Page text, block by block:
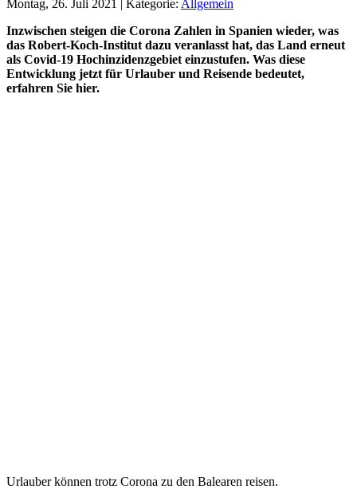
Montag, 26. Juli 2021 | Kategorie: Allgemein
Inzwischen steigen die Corona Zahlen in Spanien wieder, was
das Robert-Koch-Institut dazu veranlasst hat, das Land erneut
als Covid-19 Hochinzidenzgebiet einzustufen. Was diese
Entwicklung jetzt für Urlauber und Reisende bedeutet,
erfahren Sie hier.
Urlauber können trotz Corona zu den Balearen reisen.